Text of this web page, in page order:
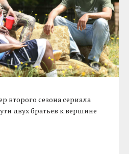
второго сезона сериала
двух братьев к вершине